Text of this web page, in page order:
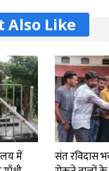
Also Like
में
संत रविदास